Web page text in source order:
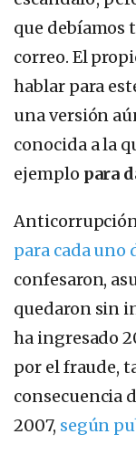
que debíamos
correo. El
hablar para
una versión
conocida a la
ejemplo para
para cada uno
confesaron,
quedaron sin
ha ingresado
por el fraude,
consecuencia
2007, según